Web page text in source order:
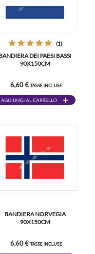
(1)
DEI PAESI BASSI
90X150CM
6,60 € TASSE INCLUSE
AGGIUNGI AL CARRELLO
BANDIERA NORVEGIA
90X150CM
6,60 € TASSE INCLUSE